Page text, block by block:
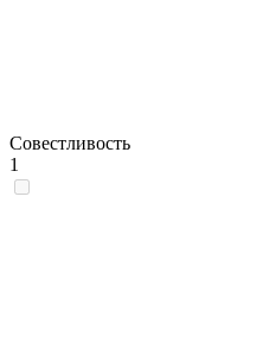
Совестливость
1